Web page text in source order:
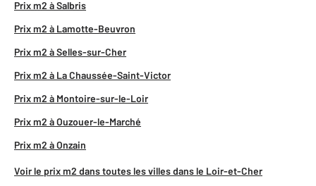
Prix m2 à Salbris
Prix m2 à Lamotte-Beuvron
Prix m2 à Selles-sur-Cher
Prix m2 à La Chaussée-Saint-Victor
Prix m2 à Montoire-sur-le-Loir
Prix m2 à Ouzouer-le-Marché
Prix m2 à Onzain
Voir le prix m2 dans toutes les villes dans le Loir-et-Cher